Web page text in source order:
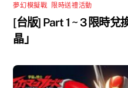
夢幻模擬戰 限時送禮活動
[台版] Part 1 ~ 3 限時兌
晶」